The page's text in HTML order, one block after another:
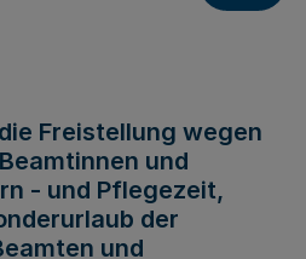
Freistellung wegen
und
- und Pflegezeit,
der
und